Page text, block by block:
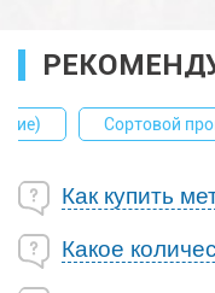
Сортовой
Как купить
Какое